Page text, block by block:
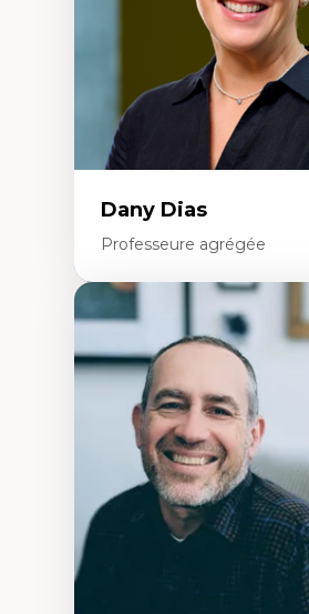
Théories de l’État
Dany Dias
Professeure agrégée
Expertises
Pédagogies critiques et
Éthique relationnelle et
éducation
Décolonisation et
formation à l’enseignement
Littératie et didactique du
Éducation inclusive
Formation à l’enseignement
francophone minoritaire
Identité linguistique et
Recherche-action et
participatives
Leadership éducatif et
Éducation durable et bien-